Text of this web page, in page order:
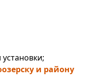
и району